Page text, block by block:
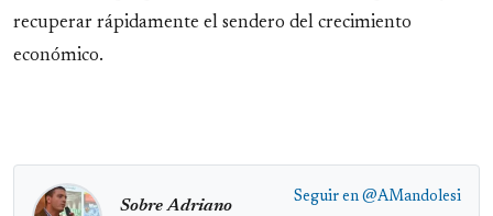
recuperar rápidamente el sendero del crecimiento
económico.
Seguir en @AMandolesi
Sobre Adriano